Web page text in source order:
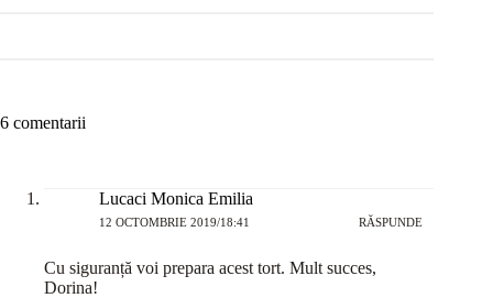
6 comentarii
Lucaci Monica Emilia
12 OCTOMBRIE 2019/18:41 RĂSPUNDE
Cu siguranță voi prepara acest tort. Mult succes,
Dorina!